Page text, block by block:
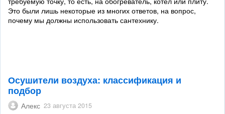
Это были лишь некоторые из многих ответов, на вопрос,
почему мы должны использовать сантехнику.
Осушители воздуха: классификация и
подбор
Алекс 23 августа 2015